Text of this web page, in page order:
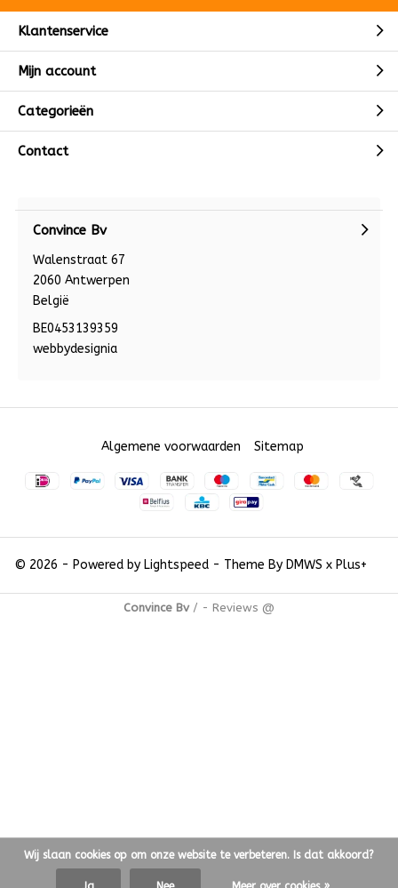
Klantenservice
Mijn account
Categorieën
Contact
Convince Bv
Walenstraat 67
2060 Antwerpen
België
BE0453139359
webbydesignia
© 2026 - Powered by Lightspeed- Theme By DMWS x Plus+
Algemene voorwaarden Sitemap
Convince Bv/ - Reviews @
Wij slaan cookies op om onze website te verbeteren. Is dat akkoord?